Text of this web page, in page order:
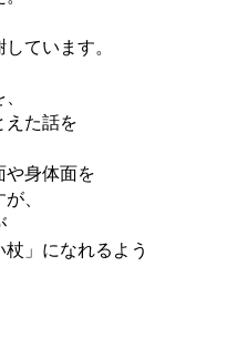
ています。
た話を
身体面を
、
」になれるよう